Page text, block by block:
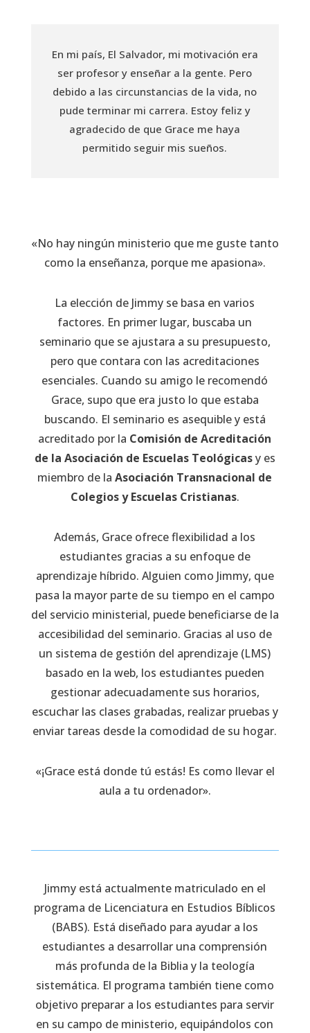
En mi país, El Salvador, mi motivación era
ser profesor y enseñar a la gente. Pero
debido a las circunstancias de la vida, no
pude terminar mi carrera. Estoy feliz y
agradecido de que Grace me haya
permitido seguir mis sueños.
«No hay ningún ministerio que me guste tanto
como la enseñanza, porque me apasiona».
La elección de Jimmy se basa en varios
factores. En primer lugar, buscaba un
seminario que se ajustara a su presupuesto,
pero que contara con las acreditaciones
esenciales. Cuando su amigo le recomendó
Grace, supo que era justo lo que estaba
buscando. El seminario es asequible y está
acreditado por la Comisión de Acreditación
de la Asociación de Escuelas Teológicasy es
miembro de laAsociación Transnacional de
Colegios y Escuelas Cristianas.
Además, Grace ofrece flexibilidad a los
estudiantes gracias a su enfoque de
aprendizaje híbrido. Alguien como Jimmy, que
pasa la mayor parte de su tiempo en el campo
del servicio ministerial, puede beneficiarse de la
accesibilidad del seminario. Gracias al uso de
un sistema de gestión del aprendizaje (LMS)
basado en la web, los estudiantes pueden
gestionar adecuadamente sus horarios,
escuchar las clases grabadas, realizar pruebas y
enviar tareas desde la comodidad de su hogar.
«¡Grace está donde tú estás! Es como llevar el
aula a tu ordenador».
Jimmy está actualmente matriculado en el
programa de Licenciatura en Estudios Bíblicos
(BABS). Está diseñado para ayudar a los
estudiantes a desarrollar una comprensión
más profunda de la Biblia y la teología
sistemática. El programa también tiene como
objetivo preparar a los estudiantes para servir
en su campo de ministerio, equipándolos con